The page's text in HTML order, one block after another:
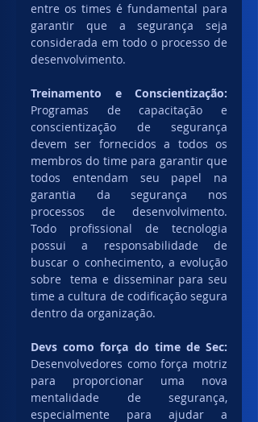
entre os times é fundamental para
garantir que a segurança seja
considerada em todo o processo de
desenvolvimento.
Programas de capacitação e
conscientização de segurança
devem ser fornecidos a todos os
membros do time para garantir que
todos entendam seu papel na
garantia da segurança nos
processos de desenvolvimento.
Todo profissional de tecnologia
possui a responsabilidade de
buscar o conhecimento, a evolução
sobre  tema e disseminar para seu
time a cultura de codificação segura
dentro da organização.
Desenvolvedores como força motriz
para proporcionar uma nova
mentalidade de segurança,
especialmente para ajudar a